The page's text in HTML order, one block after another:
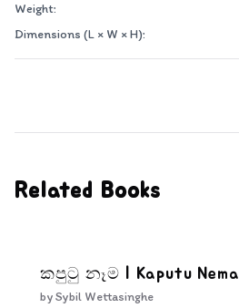
Weight:
Dimensions (L × W × H):
Related Books
කපුටු නෑම | Kaputu Nema
bySybil Wettasinghe